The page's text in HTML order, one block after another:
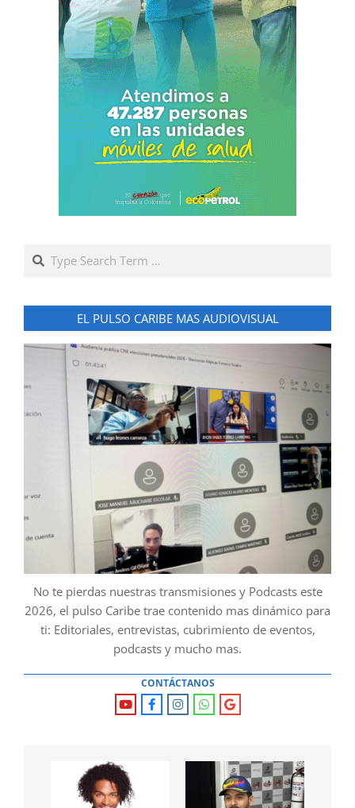
Search
EL PULSO CARIBE MAS AUDIOVISUAL
No te pierdas nuestras transmisiones y Podcasts este
2026, el pulso Caribe trae contenido mas dinámico para
ti: Editoriales, entrevistas, cubrimiento de eventos,
podcasts y mucho mas.
CONTÁCTANOS